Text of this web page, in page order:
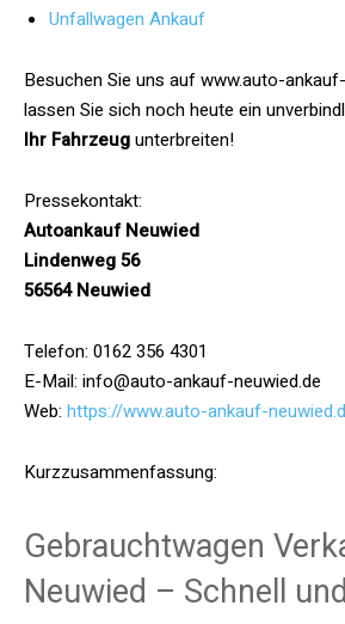
Unfallwagen Ankauf
Besuchen Sie uns auf www.auto-
lassen Sie sich noch heute ein
Ihr Fahrzeugunterbreiten!
Pressekontakt:
Autoankauf Neuwied
Lindenweg 56
56564 Neuwied
Telefon: 0162 356 4301
E-Mail: info@auto-ankauf-neuwied.de
Web: https://www.auto-ankauf-
Kurzzusammenfassung:
Gebrauchtwagen
Neuwied – Schnell